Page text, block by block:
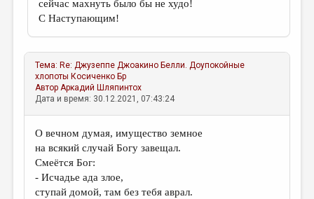
сейчас махнуть было бы не худо!
С Наступающим!
Тема: Re: Джузеппе Джоакино Белли. Доупокойные
хлопоты Косиченко Бр
АвторАркадий Шляпинтох
Дата и время: 30.12.2021, 07:43:24
О вечном думая, имущество земное
на всякий случай Богу завещал.
Смеётся Бог:
- Исчадье ада злое,
ступай домой, там без тебя аврал.